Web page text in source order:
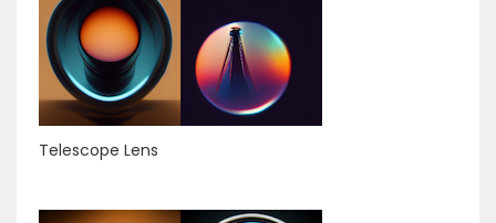
Telescope Lens